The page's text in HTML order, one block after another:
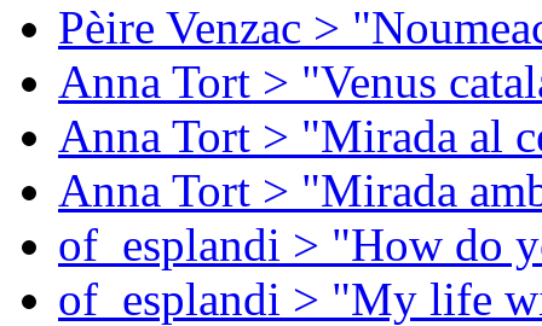
Pèire Venzac >
Anna Tort > "Venus
Anna Tort > "Mirada al
Anna Tort > "Mirada
of_esplandi > "How do
of_esplandi > "My life